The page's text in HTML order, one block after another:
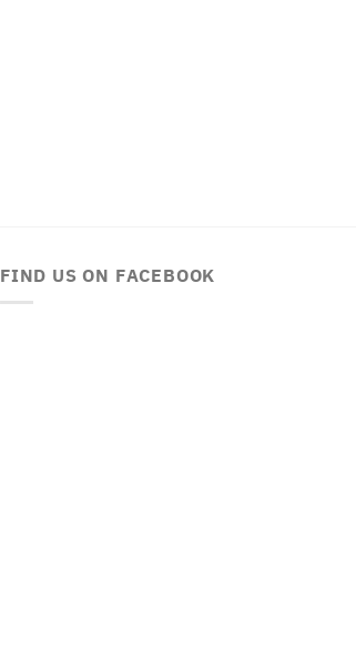
FIND US ON FACEBOOK